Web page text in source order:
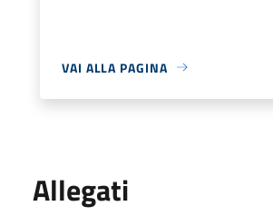
VAI ALLA PAGINA
Allegati